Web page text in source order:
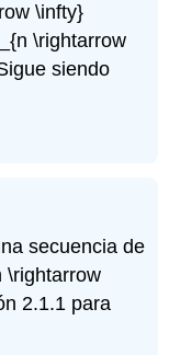
\infty}
\rightarrow
siendo
secuencia de
\rightarrow
2.1.1 para